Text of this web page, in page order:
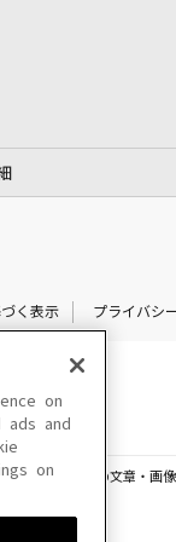
く表示 プライバシ
されている一切の文章・画
on
ads and
on